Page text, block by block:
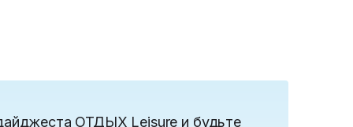
ОТДЫХ Leisure и будьте